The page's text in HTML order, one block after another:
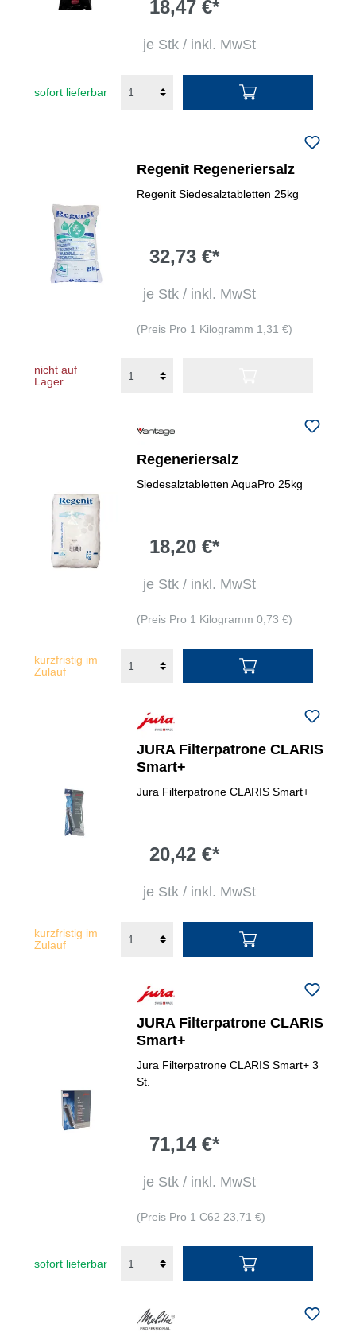
18,47 €*
je Stk / inkl. MwSt
sofort lieferbar
Regenit Regeneriersalz
Regenit Siedesalztabletten 25kg
32,73 €*
je Stk / inkl. MwSt
(Preis Pro 1 Kilogramm 1,31 €)
nicht auf
Lager
Regeneriersalz
Siedesalztabletten AquaPro 25kg
18,20 €*
je Stk / inkl. MwSt
(Preis Pro 1 Kilogramm 0,73 €)
kurzfristig im
Zulauf
JURA Filterpatrone CLARIS
Smart+
Jura Filterpatrone CLARIS Smart+
20,42 €*
je Stk / inkl. MwSt
kurzfristig im
Zulauf
JURA Filterpatrone CLARIS
Smart+
Jura Filterpatrone CLARIS Smart+ 3
St.
71,14 €*
je Stk / inkl. MwSt
(Preis Pro 1 C62 23,71 €)
sofort lieferbar